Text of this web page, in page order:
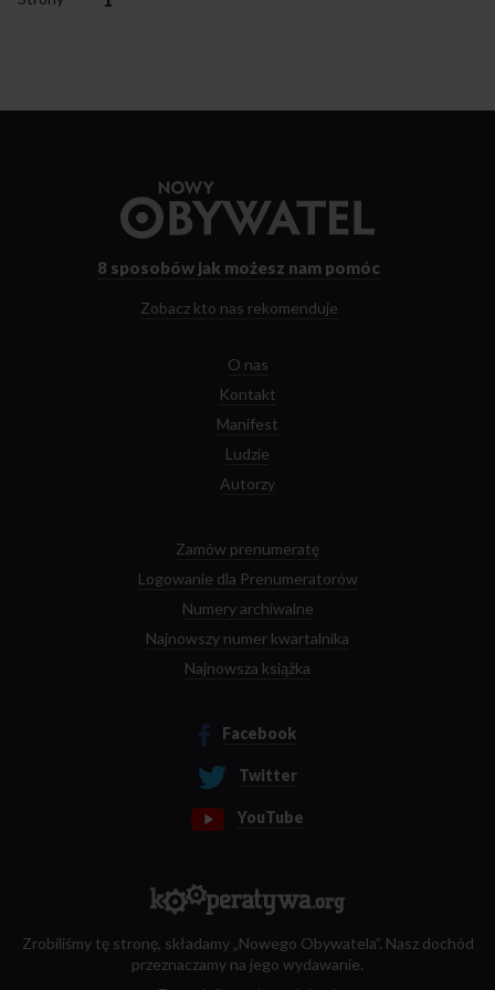
strony
8 sposobów jak możesz nam pomóc
Zobacz kto nas rekomenduje
O nas
Kontakt
Manifest
Ludzie
Autorzy
Zamów prenumeratę
Logowanie dla Prenumeratorów
Numery archiwalne
Najnowszy numer kwartalnika
Najnowsza książka
Facebook
Twitter
YouTube
Zrobiliśmy tę stronę, składamy „Nowego Obywatela”. Nasz dochód
przeznaczamy na jego wydawanie.